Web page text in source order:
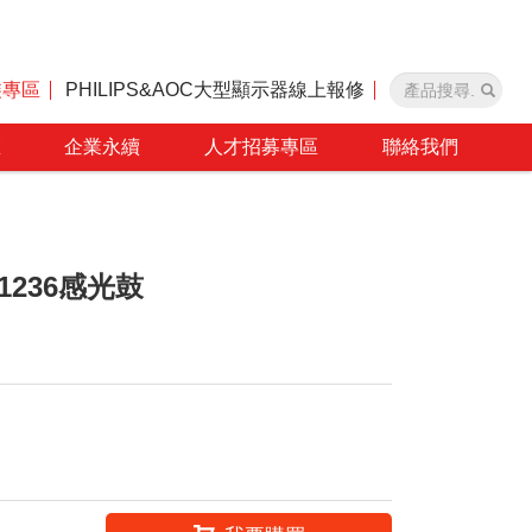
區 PHILIPS&AOC大型顯示器線上報修
企業永續 人才招募專區 聯絡我們
感光鼓